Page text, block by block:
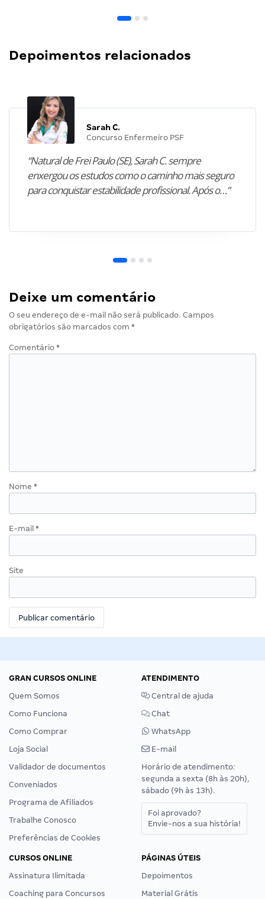
Depoimentos relacionados
Sarah C.
Concurso Enfermeiro PSF
“Natural de Frei Paulo (SE), Sarah C. sempre
enxergou os estudos como o caminho mais seguro
para conquistar estabilidade profissional. Após o…”
Deixe um comentário
O seu endereço de e-mail não será publicado. Campos
obrigatórios são marcados com *
Comentário *
Nome *
E-mail *
Site
GRAN CURSOS ONLINE
Quem Somos
Como Funciona
Como Comprar
Loja Social
Validador de documentos
Conveniados
Programa de Afiliados
Trabalhe Conosco
Preferências de Cookies
ATENDIMENTO
Central de ajuda
Chat
WhatsApp
E-mail
Horário de atendimento:
segunda a sexta (8h às 20h),
sábado (9h às 13h).
Foi aprovado?
Envie-nos a sua história!
CURSOS ONLINE
Assinatura Ilimitada
Coaching para Concursos
PÁGINAS ÚTEIS
Depoimentos
Material Grátis